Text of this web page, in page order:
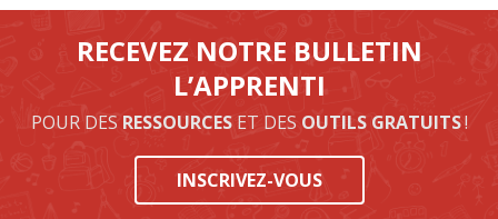
RECEVEZ NOTRE BULLETIN
L’APPRENTI
POUR DES RESSOURCESET DES OUTILS GRATUITS!
INSCRIVEZ-VOUS